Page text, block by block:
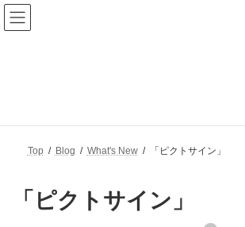
コ
ン
テ
ナ
ビ
ゲ
Top Blog What's New 「ピクトサイン」
「ピクトサイン」